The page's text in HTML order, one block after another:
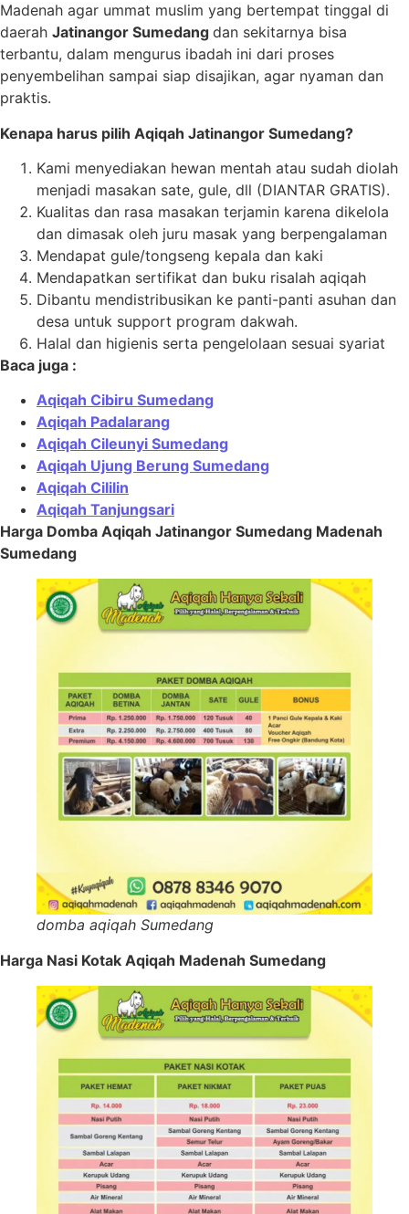
Madenah agar ummat muslim yang bertempat tinggal di
daerah Jatinangor Sumedang dan sekitarnya bisa
terbantu, dalam mengurus ibadah ini dari proses
penyembelihan sampai siap disajikan, agar nyaman dan
praktis.
Kenapa harus pilih Aqiqah Jatinangor Sumedang?
Kami menyediakan hewan mentah atau sudah diolah
menjadi masakan sate, gule, dll (DIANTAR GRATIS).
Kualitas dan rasa masakan terjamin karena dikelola
dan dimasak oleh juru masak yang berpengalaman
Mendapat gule/tongseng kepala dan kaki
Mendapatkan sertifikat dan buku risalah aqiqah
Dibantu mendistribusikan ke panti-panti asuhan dan
desa untuk support program dakwah.
Halal dan higienis serta pengelolaan sesuai syariat
Baca juga :
Aqiqah Cibiru Sumedang
Aqiqah Padalarang
Aqiqah Cileunyi Sumedang
Aqiqah Ujung Berung Sumedang
Aqiqah Cililin
Aqiqah Tanjungsari
Harga Domba Aqiqah Jatinangor Sumedang Madenah
Sumedang
domba aqiqah Sumedang
Harga Nasi Kotak Aqiqah Madenah Sumedang